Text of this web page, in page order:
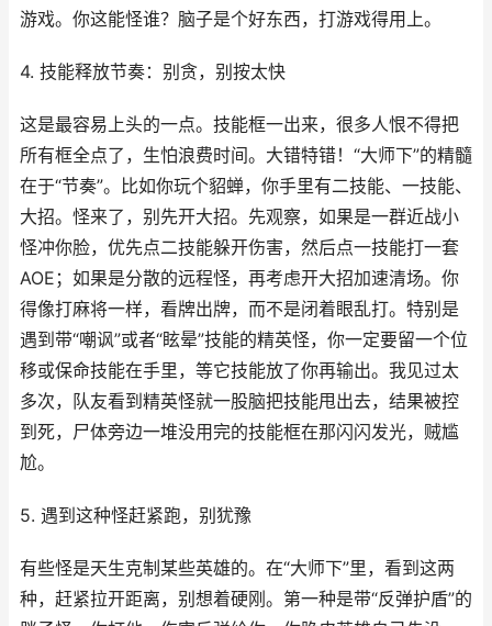
游戏。你这能怪谁？脑子是个好东西，打游戏得用上。
4. 技能释放节奏：别贪，别按太快
这是最容易上头的一点。技能框一出来，很多人恨不得把
所有框全点了，生怕浪费时间。大错特错！“大师下”的精髓
在于“节奏”。比如你玩个貂蝉，你手里有二技能、一技能、
大招。怪来了，别先开大招。先观察，如果是一群近战小
怪冲你脸，优先点二技能躲开伤害，然后点一技能打一套
AOE；如果是分散的远程怪，再考虑开大招加速清场。你
得像打麻将一样，看牌出牌，而不是闭着眼乱打。特别是
遇到带“嘲讽”或者“眩晕”技能的精英怪，你一定要留一个位
移或保命技能在手里，等它技能放了你再输出。我见过太
多次，队友看到精英怪就一股脑把技能甩出去，结果被控
到死，尸体旁边一堆没用完的技能框在那闪闪发光，贼尴
尬。
5. 遇到这种怪赶紧跑，别犹豫
有些怪是天生克制某些英雄的。在“大师下”里，看到这两
种，赶紧拉开距离，别想着硬刚。第一种是带“反弹护盾”的